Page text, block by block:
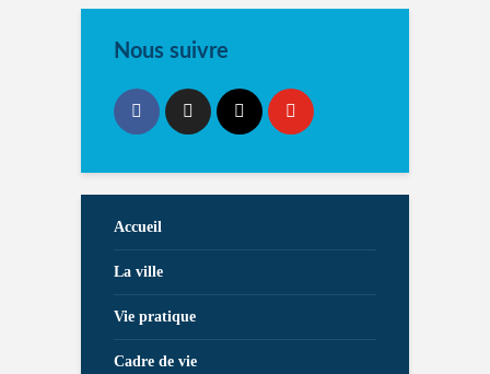
Nous suivre
Accueil
La ville
Vie pratique
Cadre de vie